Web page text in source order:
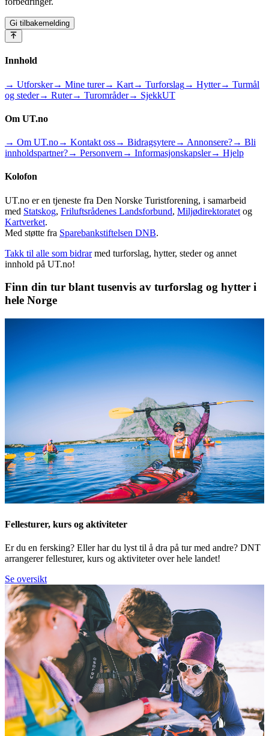
Gi tilbakemelding
Innhold
→ Utforsker→ Mine turer→ Kart→ Turforslag→ Hytter→ Turmål
og steder→ Ruter→ Turområder→ SjekkUT
Om UT.no
→ Om UT.no→ Kontakt oss→ Bidragsytere→ Annonsere?→ Bli
innholdspartner?→ Personvern → Informasjonskapsler→ Hjelp
Kolofon
UT.no er en tjeneste fra Den Norske Turistforening, i samarbeid
med Statskog, Friluftsrådenes Landsforbund, Miljødirektoratet og
Kartverket.
Med støtte fra Sparebankstiftelsen DNB.
Takk til alle som bidrar med turforslag, hytter, steder og annet
innhold på UT.no!
Finn din tur blant tusenvis av turforslag og hytter i
hele Norge
Fellesturer, kurs og aktiviteter
Er du en fersking? Eller har du lyst til å dra på tur med andre? DNT
arrangerer fellesturer, kurs og aktiviteter over hele landet!
Se oversikt